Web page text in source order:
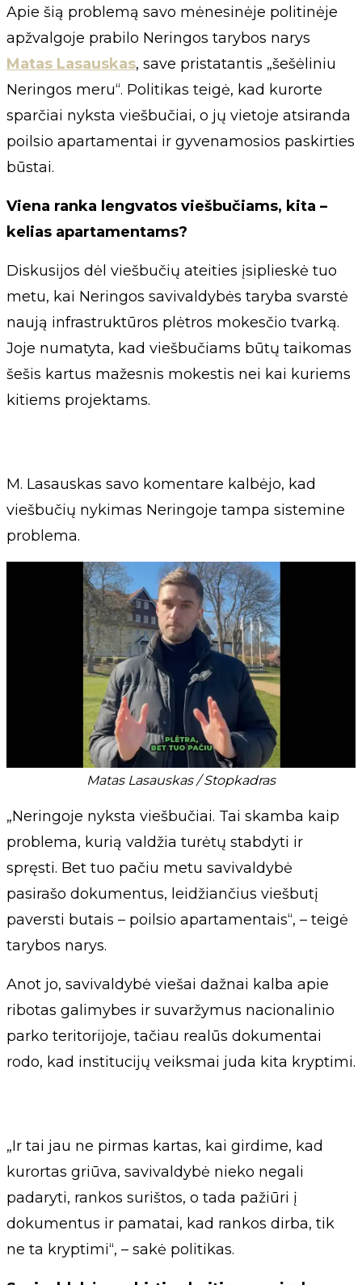
Apie šią problemą savo mėnesinėje politinėje
apžvalgoje prabilo Neringos tarybos narys
Matas Lasauskas, save pristatantis „šešėliniu
Neringos meru“. Politikas teigė, kad kurorte
sparčiai nyksta viešbučiai, o jų vietoje atsiranda
poilsio apartamentai ir gyvenamosios paskirties
būstai.
Viena ranka lengvatos viešbučiams, kita –
kelias apartamentams?
Diskusijos dėl viešbučių ateities įsiplieskė tuo
metu, kai Neringos savivaldybės taryba svarstė
naują infrastruktūros plėtros mokesčio tvarką.
Joje numatyta, kad viešbučiams būtų taikomas
šešis kartus mažesnis mokestis nei kai kuriems
kitiems projektams.
M. Lasauskas savo komentare kalbėjo, kad
viešbučių nykimas Neringoje tampa sistemine
problema.
Matas Lasauskas / Stopkadras
„Neringoje nyksta viešbučiai. Tai skamba kaip
problema, kurią valdžia turėtų stabdyti ir
spręsti. Bet tuo pačiu metu savivaldybė
pasirašo dokumentus, leidžiančius viešbutį
paversti butais – poilsio apartamentais“, – teigė
tarybos narys.
Anot jo, savivaldybė viešai dažnai kalba apie
ribotas galimybes ir suvaržymus nacionalinio
parko teritorijoje, tačiau realūs dokumentai
rodo, kad institucijų veiksmai juda kita kryptimi.
„Ir tai jau ne pirmas kartas, kai girdime, kad
kurortas griūva, savivaldybė nieko negali
padaryti, rankos surištos, o tada pažiūri į
dokumentus ir pamatai, kad rankos dirba, tik
ne ta kryptimi“, – sakė politikas.